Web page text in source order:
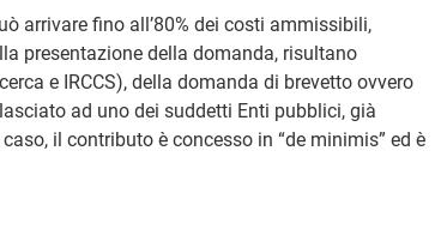
arrivare fino all’80% dei costi ammissibili,
presentazione della domanda, risultano
e IRCCS), della domanda di brevetto ovvero
ad uno dei suddetti Enti pubblici, già
il contributo è concesso in “de minimis” ed è